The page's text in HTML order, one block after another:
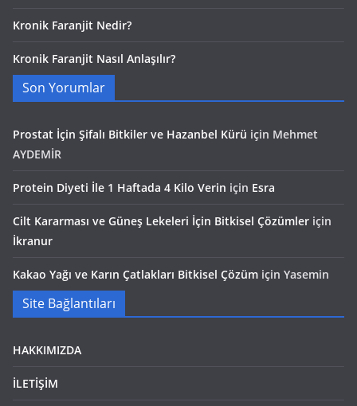
Kronik Faranjit Nedir?
Kronik Faranjit Nasıl Anlaşılır?
Son Yorumlar
Prostat İçin Şifalı Bitkiler ve Hazanbel Kürü için Mehmet
AYDEMİR
Protein Diyeti İle 1 Haftada 4 Kilo Verin için Esra
Cilt Kararması ve Güneş Lekeleri İçin Bitkisel Çözümler için
İkranur
Kakao Yağı ve Karın Çatlakları Bitkisel Çözüm için Yasemin
Site Bağlantıları
HAKKIMIZDA
İLETİŞİM